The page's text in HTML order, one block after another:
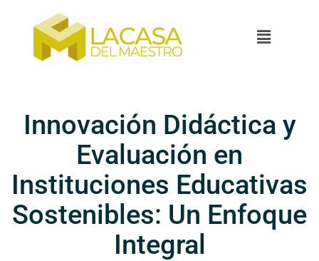
Innovación Didáctica y
Evaluación en
Instituciones Educativas
Sostenibles: Un Enfoque
Integral